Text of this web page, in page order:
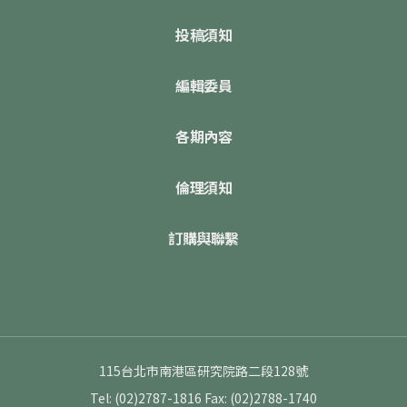
投稿須知
編輯委員
各期內容
倫理須知
訂購與聯繫
115台北市南港區研究院路二段128號
Tel: (02)2787-1816 Fax: (02)2788-1740